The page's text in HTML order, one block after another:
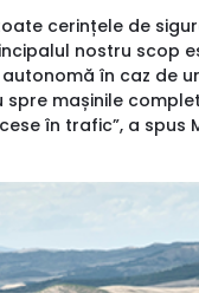
cerințele de
nostru scop
în caz de
mașinile
în trafic”, a spus